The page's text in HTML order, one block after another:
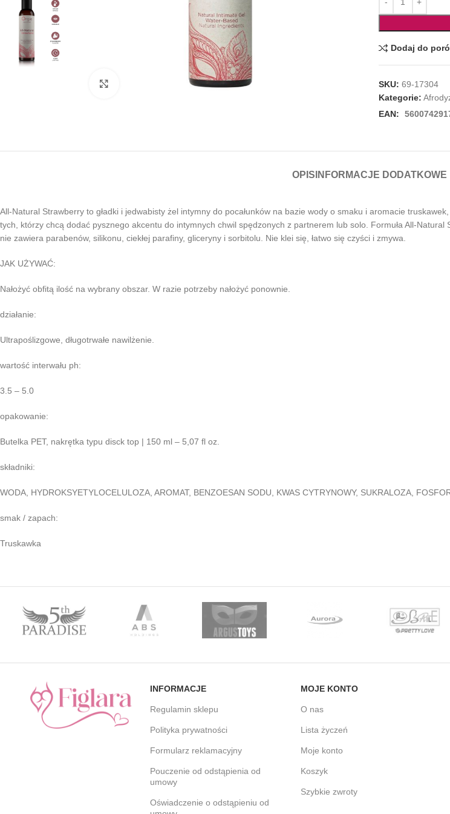
Kliknij, aby powiększyć
Dodaj do
SKU: 69-17304
Kategorie:
EAN:
OPIS INFORMACJE DODATKOWE
All-Natural Strawberry to gładki i jedwabisty żel intymny do pocałunków na bazie wody o smaku i aromacie
tych, którzy chcą dodać pysznego akcentu do intymnych chwil spędzonych z partnerem lub solo. Formuła All-
nie zawiera parabenów, silikonu, ciekłej parafiny, gliceryny i sorbitolu. Nie klei się, łatwo się czyści i zmywa.
JAK UŻYWAĆ:
Nałożyć obfitą ilość na wybrany obszar. W razie potrzeby nałożyć ponownie.
działanie:
Ultrapoślizgowe, długotrwałe nawilżenie.
wartość interwału ph:
3.5 – 5.0
opakowanie:
Butelka PET, nakrętka typu disck top | 150 ml – 5,07 fl oz.
składniki:
WODA, HYDROKSYETYLOCELULOZA, AROMAT, BENZOESAN SODU, KWAS CYTRYNOWY, SUKRALOZA,
smak / zapach:
Truskawka
INFORMACJE
Regulamin sklepu
Polityka prywatności
Formularz reklamacyjny
Pouczenie od odstąpienia od
umowy
Oświadczenie o odstąpieniu od
MOJE KONTO
O nas
Lista życzeń
Moje konto
Koszyk
Szybkie zwroty